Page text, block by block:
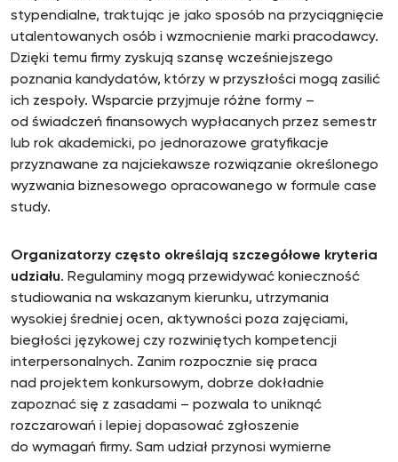
stypendialne, traktując je jako sposób na przyciągnięcie
utalentowanych osób i wzmocnienie marki pracodawcy.
Dzięki temu firmy zyskują szansę wcześniejszego
poznania kandydatów, którzy w przyszłości mogą zasilić
ich zespoły. Wsparcie przyjmuje różne formy –
od świadczeń finansowych wypłacanych przez semestr
lub rok akademicki, po jednorazowe gratyfikacje
przyznawane za najciekawsze rozwiązanie określonego
wyzwania biznesowego opracowanego w formule case
study.
Organizatorzy często określają szczegółowe kryteria
udziału. Regulaminy mogą przewidywać konieczność
studiowania na wskazanym kierunku, utrzymania
wysokiej średniej ocen, aktywności poza zajęciami,
biegłości językowej czy rozwiniętych kompetencji
interpersonalnych. Zanim rozpocznie się praca
nad projektem konkursowym, dobrze dokładnie
zapoznać się z zasadami – pozwala to uniknąć
rozczarowań i lepiej dopasować zgłoszenie
do wymagań firmy. Sam udział przynosi wymierne